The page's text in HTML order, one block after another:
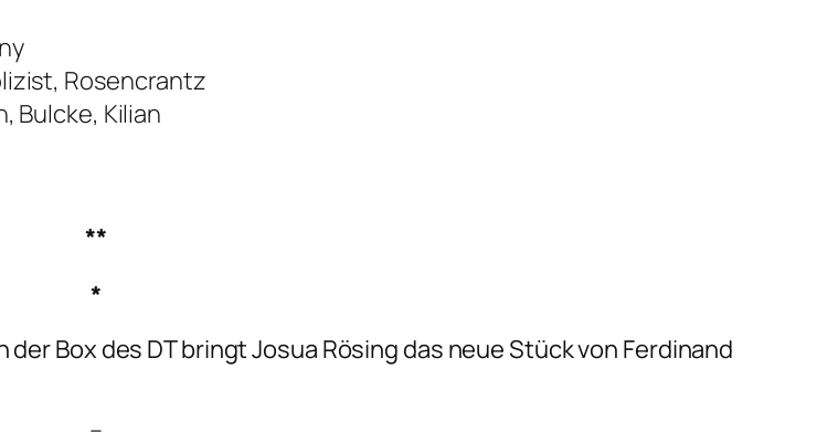
Rosencrantz
Bulcke, Kilian
**
*
der Box des DT bringt Josua Rösing das neue Stück von Ferdinand